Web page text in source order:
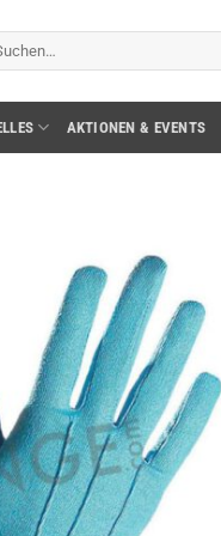
AKTIONEN & EVENTS